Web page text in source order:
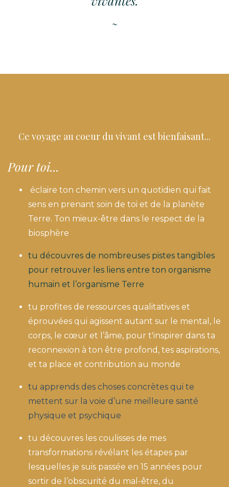
~
Ce voyage au coeur du vivant est bienfaisant...
Pour toi...
éclaire ton chemin vers un quotidien qui fait
sens en prenant soin de toi et de la planète
Terre. Ton mieux-être dans le respect de la
biosphère
tu découvres de nombreuses pistes tangibles
pour retrouver les liens entre ton organisme
humain et l’organisme Terre
tu profites de ressources qualitatives et
éprouvées qui agissent autant sur le mental, le
corps, le cœur et l’âme, pour t'inspirer dans ta
reconnexion à ton être profond, tes aspirations,
et ta place et contribution au monde
tu apprends des choses concrètes qui te
mettent sur la voie d’une meilleure santé
physique et psychique
tu découvres les coulisses de mes
transformations révélant les étapes par
lesquelles je suis passée en 15 années pour
sortir de l’obscurité du mal-être, du